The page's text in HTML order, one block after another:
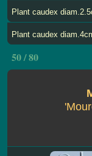
Plant caudex
Plant caudex
50 / 80